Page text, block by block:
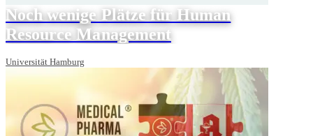
Noch wenige Plätze für Human
Resource Management
Universität Hamburg